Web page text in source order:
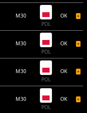
M30
POL
OK
M30
POL
OK
M30
POL
OK
M30
POL
OK